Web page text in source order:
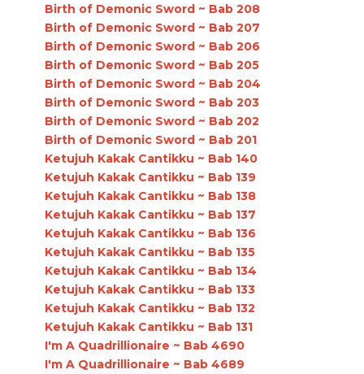
Birth of Demonic Sword ~ Bab 208
Birth of Demonic Sword ~ Bab 207
Birth of Demonic Sword ~ Bab 206
Birth of Demonic Sword ~ Bab 205
Birth of Demonic Sword ~ Bab 204
Birth of Demonic Sword ~ Bab 203
Birth of Demonic Sword ~ Bab 202
Birth of Demonic Sword ~ Bab 201
Ketujuh Kakak Cantikku ~ Bab 140
Ketujuh Kakak Cantikku ~ Bab 139
Ketujuh Kakak Cantikku ~ Bab 138
Ketujuh Kakak Cantikku ~ Bab 137
Ketujuh Kakak Cantikku ~ Bab 136
Ketujuh Kakak Cantikku ~ Bab 135
Ketujuh Kakak Cantikku ~ Bab 134
Ketujuh Kakak Cantikku ~ Bab 133
Ketujuh Kakak Cantikku ~ Bab 132
Ketujuh Kakak Cantikku ~ Bab 131
I'm A Quadrillionaire ~ Bab 4690
I'm A Quadrillionaire ~ Bab 4689